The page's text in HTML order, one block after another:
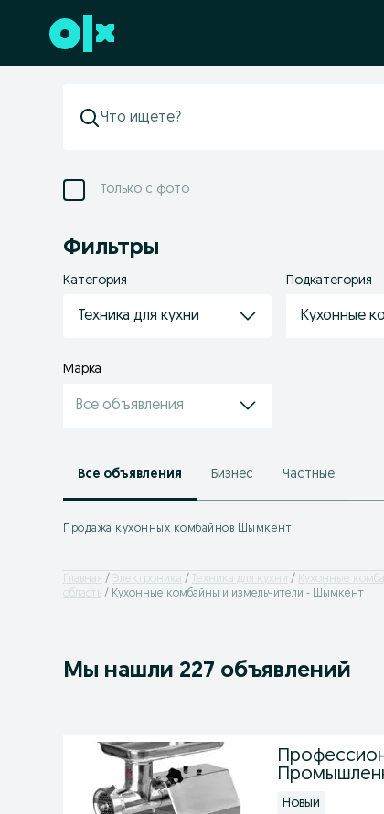
Перейти к нижнему колонтитулу
Только с фото
Фильтры
Категория
Техника для кухни
Подкатегория
Кухонные
Марка
Все объявления
Все объявления Бизнес Частные
Продажа кухонных комбайнов Шымкент
Главная Электроника Техника для кухни Кухонные
область
Кухонные комбайны и измельчители - Шымкент
Мы нашли 227 объявлений
Новый